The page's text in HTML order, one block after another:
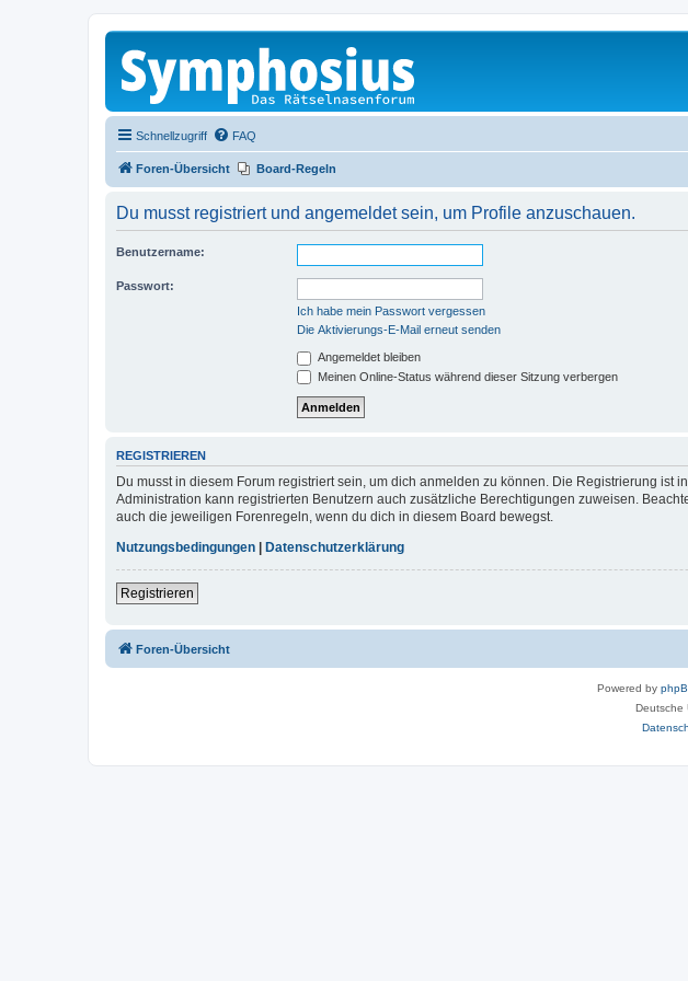
Schnellzugriff FAQ
Foren-Übersicht Board-Regeln
Du musst registriert und angemeldet sein, um Profile anzuschauen.
Benutzername:
Passwort:
Ich habe mein Passwort vergessen
Die Aktivierungs-E-Mail erneut senden
Angemeldet bleiben
Meinen Online-Status während dieser Sitzung verbergen
REGISTRIEREN
Du musst in diesem Forum registriert sein, um dich anmelden zu können. Die Registrierung
Administration kann registrierten Benutzern auch zusätzliche Berechtigungen zuweisen.
auch die jeweiligen Forenregeln, wenn du dich in diesem Board bewegst.
Nutzungsbedingungen | Datenschutzerklärung
Registrieren
Foren-Übersicht
Powered by
Deutsche